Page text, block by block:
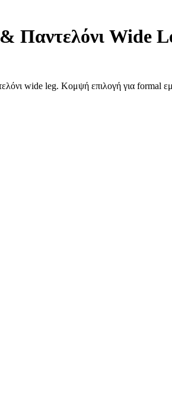
Παντελόνι Wide
wide leg. Κομψή επιλογή για formal